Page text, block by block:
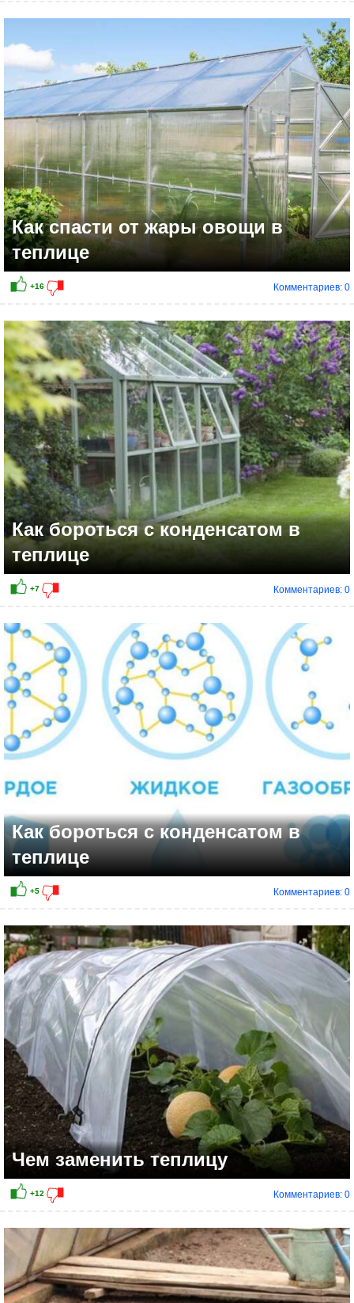
+8
+8
Как спасти от жары овощи в
теплице
Комментариев: 0
Как бороться с конденсатом в
теплице
Комментариев: 0
Как бороться с конденсатом в
теплице
Комментариев: 0
Чем заменить теплицу
Комментариев: 0